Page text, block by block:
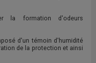
la formation d'odeurs
d'un témoin d'humidité
de la protection et ainsi